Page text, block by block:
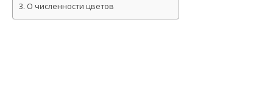
О численности цветов